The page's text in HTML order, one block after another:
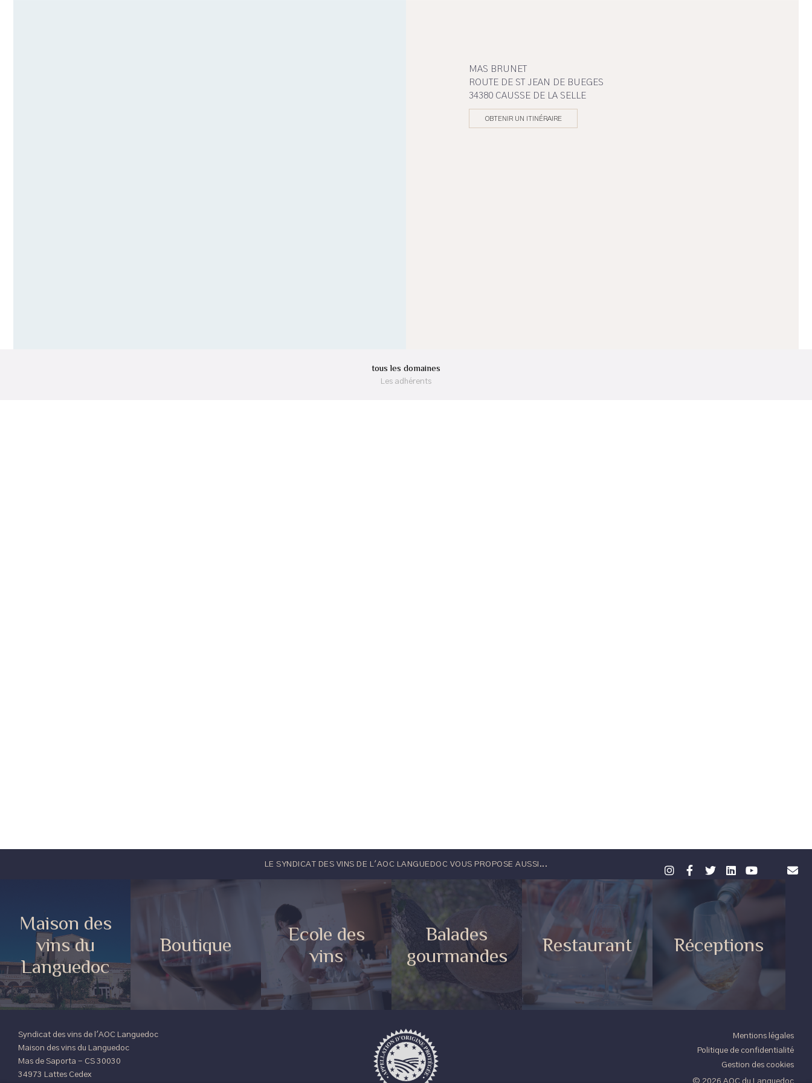
MAS BRUNET
ROUTE DE ST JEAN DE BUEGES
34380 CAUSSE DE LA SELLE
OBTENIR UN ITINÉRAIRE
tous les domaines
Les adhérents
LE SYNDICAT DES VINS DE L'AOC LANGUEDOC VOUS PROPOSE AUSSI...
Maison des
vins du
Languedoc
Boutique
Ecole des
vins
Balades
gourmandes
Restaurant Réceptions
Syndicat des vins de l'AOC Languedoc
Maison des vins du Languedoc
Mas de Saporta - CS 30030
34973 Lattes Cedex
Mentions légales
Politique de confidentialité
Gestion des cookies
© 2026 AOC du Languedoc